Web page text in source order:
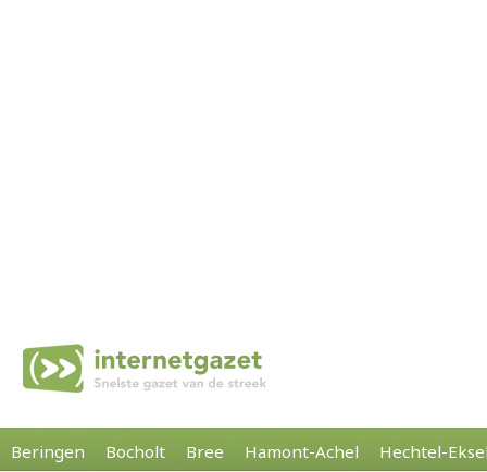
Beringen Bocholt Bree Hamont-Achel Hechtel-